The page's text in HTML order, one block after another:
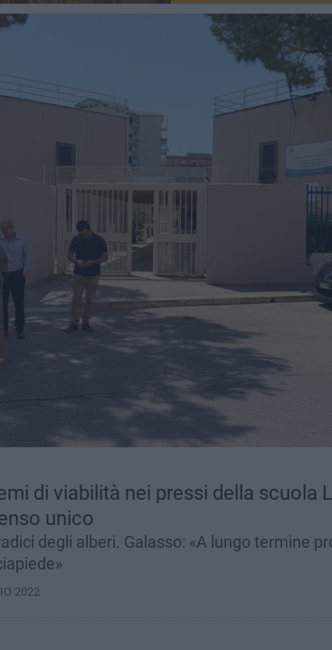
di viabilità nei pressi della scuola
unico
degli alberi. Galasso: «A lungo termine
2022